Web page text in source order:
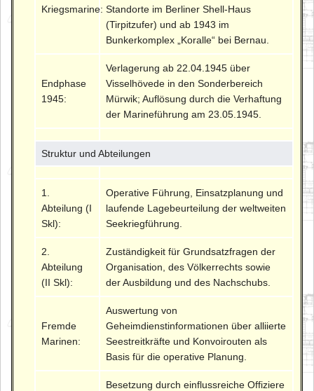
Kriegsmarine: Standorte im Berliner Shell-Haus
(Tirpitzufer) und ab 1943 im
Bunkerkomplex „Koralle“ bei Bernau.
Endphase
1945:
Verlagerung ab 22.04.1945 über
Visselhövede in den Sonderbereich
Mürwik; Auflösung durch die Verhaftung
der Marineführung am 23.05.1945.
Struktur und Abteilungen
1.
Abteilung (I
Skl):
Operative Führung, Einsatzplanung und
laufende Lagebeurteilung der weltweiten
Seekriegführung.
2.
Abteilung
(II Skl):
Zuständigkeit für Grundsatzfragen der
Organisation, des Völkerrechts sowie
der Ausbildung und des Nachschubs.
Fremde
Marinen:
Auswertung von
Geheimdienstinformationen über alliierte
Seestreitkräfte und Konvoirouten als
Basis für die operative Planung.
Besetzung durch einflussreiche Offiziere